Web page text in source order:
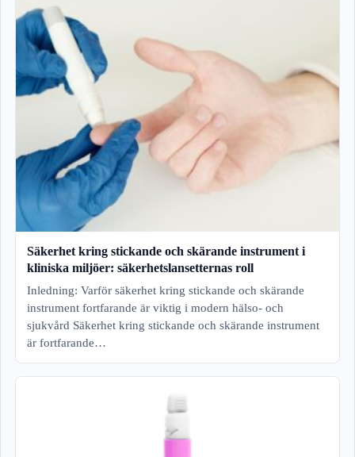
Säkerhet kring stickande och skärande instrument i
kliniska miljöer: säkerhetslansetternas roll
Inledning: Varför säkerhet kring stickande och skärande
instrument fortfarande är viktig i modern hälso- och
sjukvård Säkerhet kring stickande och skärande instrument
är fortfarande…